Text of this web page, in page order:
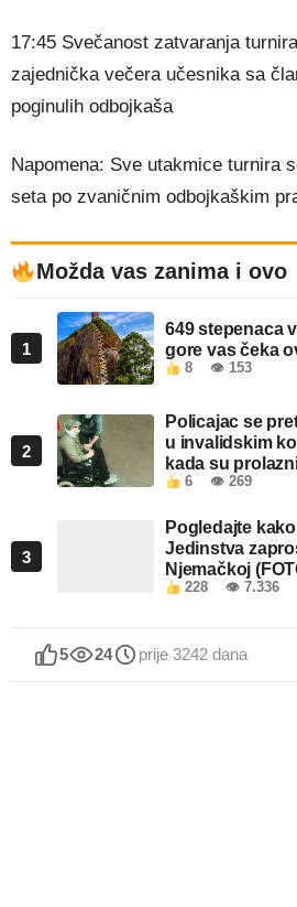
17:45 Svečanost zatvaranja
zajednička večera učesnika sa
poginulih odbojkaša
Napomena: Sve utakmice turnira
seta po zvaničnim odbojkaškim
Možda vas zanima i ovo
1
649 stepenaca
gore vas čeka
8 👁 153
2
Policajac se
u invalidskim
kada su
6 👁 269
3
Pogledajte
Jedinstva
Njemačkoj
228 👁 7.336
5 24 prije 3242 dana